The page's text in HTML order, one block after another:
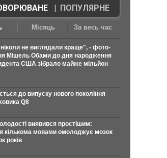
| ПОПУЛЯРНЕ
Місяць За весь час
ніколи не виглядали краще", - фото-
Мішель Обами до дня народження
США зібрало майже мільйон
до випуску нового покоління
Q8
виявився простішим:
кількома мовами омолоджує мозок
років